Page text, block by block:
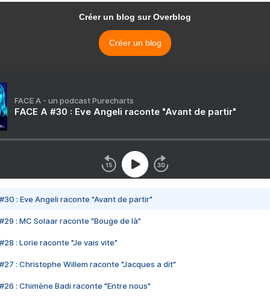
Créer un blog sur Overblog
Créer un blog
FACE A - un podcast Purecharts
FACE A #30 : Eve Angeli raconte "Avant de partir"
#30 : Eve Angeli raconte "Avant de partir"
#29 : MC Solaar raconte "Bouge de là"
#28 : Lorie raconte "Je vais vite"
#27 : Christophe Willem raconte "Jacques a dit"
#26 : Chimène Badi raconte "Entre nous"